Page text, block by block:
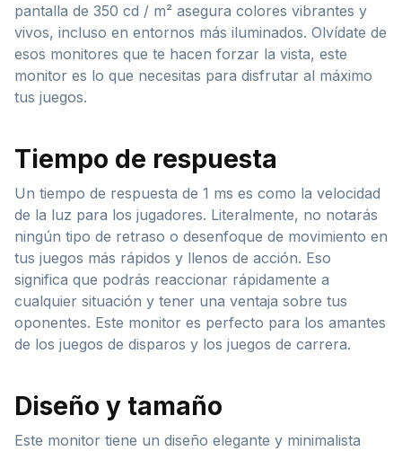
pantalla de 350 cd / m² asegura colores vibrantes y
vivos, incluso en entornos más iluminados. Olvídate de
esos monitores que te hacen forzar la vista, este
monitor es lo que necesitas para disfrutar al máximo
tus juegos.
Tiempo de respuesta
Un tiempo de respuesta de 1 ms es como la velocidad
de la luz para los jugadores. Literalmente, no notarás
ningún tipo de retraso o desenfoque de movimiento en
tus juegos más rápidos y llenos de acción. Eso
significa que podrás reaccionar rápidamente a
cualquier situación y tener una ventaja sobre tus
oponentes. Este monitor es perfecto para los amantes
de los juegos de disparos y los juegos de carrera.
Diseño y tamaño
Este monitor tiene un diseño elegante y minimalista